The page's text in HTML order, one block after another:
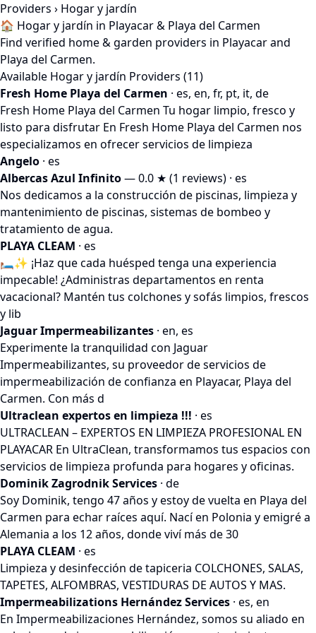
Providers › Hogar y jardín
🏠 Hogar y jardín in Playacar & Playa del Carmen
Find verified home & garden providers in Playacar and
Playa del Carmen.
Available Hogar y jardín Providers (11)
Fresh Home Playa del Carmen · es, en, fr, pt, it, de
Fresh Home Playa del Carmen Tu hogar limpio, fresco y
listo para disfrutar En Fresh Home Playa del Carmen nos
especializamos en ofrecer servicios de limpieza
Angelo · es
Albercas Azul Infinito— 0.0 ★ (1 reviews) · es
Nos dedicamos a la construcción de piscinas, limpieza y
mantenimiento de piscinas, sistemas de bombeo y
tratamiento de agua.
PLAYA CLEAM · es
🛏️✨ ¡Haz que cada huésped tenga una experiencia
impecable! ¿Administras departamentos en renta
vacacional? Mantén tus colchones y sofás limpios, frescos
y lib
Jaguar Impermeabilizantes · en, es
Experimente la tranquilidad con Jaguar
Impermeabilizantes, su proveedor de servicios de
impermeabilización de confianza en Playacar, Playa del
Carmen. Con más d
Ultraclean expertos en limpieza !!! · es
ULTRACLEAN – EXPERTOS EN LIMPIEZA PROFESIONAL EN
PLAYACAR En UltraClean, transformamos tus espacios con
servicios de limpieza profunda para hogares y oficinas.
Dominik Zagrodnik Services · de
Soy Dominik, tengo 47 años y estoy de vuelta en Playa del
Carmen para echar raíces aquí. Nací en Polonia y emigré a
Alemania a los 12 años, donde viví más de 30
PLAYA CLEAM · es
Limpieza y desinfección de tapiceria COLCHONES, SALAS,
TAPETES, ALFOMBRAS, VESTIDURAS DE AUTOS Y MAS.
Impermeabilizations Hernández Services · es, en
En Impermeabilizaciones Hernández, somos su aliado en